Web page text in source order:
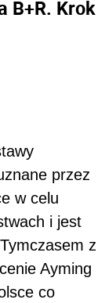
B+R. Krok
przez
w celu
i jest
z
Ayming
co